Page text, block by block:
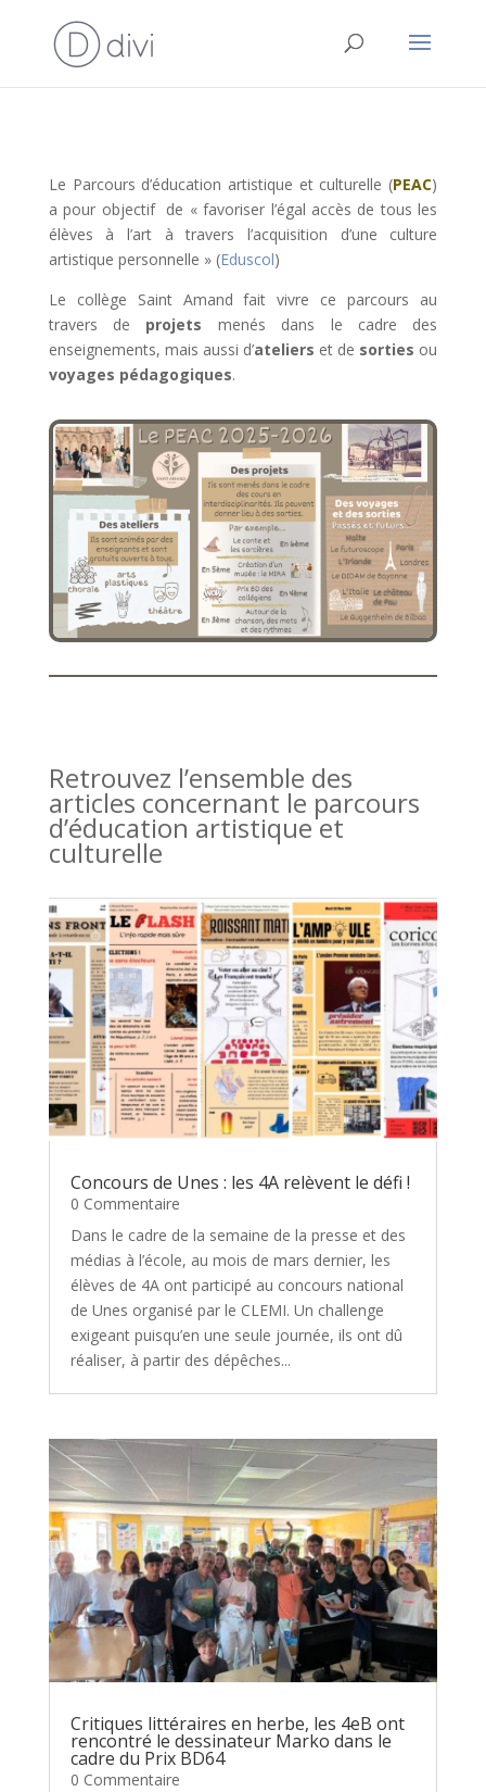
Le Parcours d’éducation artistique et culturelle (PEAC)
a pour objectif de « favoriser l’égal accès de tous les
élèves à l’art à travers l’acquisition d’une culture
artistique personnelle » (Eduscol)
Le collège Saint Amand fait vivre ce parcours au
travers de projets menés dans le cadre des
enseignements, mais aussi d’ateliers et de sorties ou
voyages pédagogiques.
Retrouvez l’ensemble des
articles concernant le parcours
d’éducation artistique et
culturelle
Concours de Unes : les 4A relèvent le défi !
0 Commentaire
Dans le cadre de la semaine de la presse et des
médias à l’école, au mois de mars dernier, les
élèves de 4A ont participé au concours national
de Unes organisé par le CLEMI. Un challenge
exigeant puisqu’en une seule journée, ils ont dû
réaliser, à partir des dépêches...
Critiques littéraires en herbe, les 4eB ont
rencontré le dessinateur Marko dans le
cadre du Prix BD64
0 Commentaire